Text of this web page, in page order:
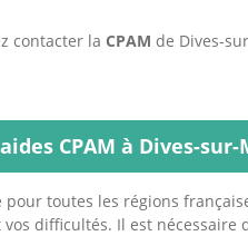
contacter la CPAM de Dives-
CPAM à Dives-sur-
pour toutes les régions
difficultés. Il est